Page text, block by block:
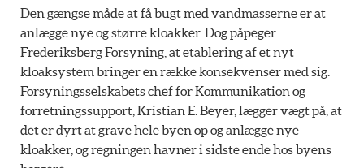
Den gængse måde at få bugt med vandmasserne er at
anlægge nye og større kloakker. Dog påpeger
Frederiksberg Forsyning, at etablering af et nyt
kloaksystem bringer en række konsekvenser med sig.
Forsyningsselskabets chef for Kommunikation og
forretningssupport, Kristian E. Beyer, lægger vægt på, at
det er dyrt at grave hele byen op og anlægge nye
kloakker, og regningen havner i sidste ende hos byens